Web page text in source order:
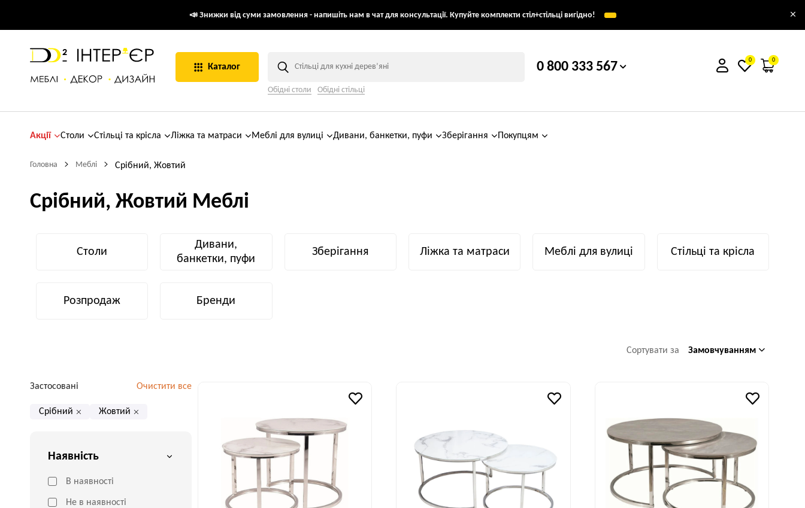
📣 Знижки від суми замовлення - напишіть нам в чат для консультації. Купуйте комплекти стіл+стільці вигідно! ×
Каталог
Обідні столи Обідні стільці
0 800 333 567 0 0
Акції Столи Стільці та крісла Ліжка та матраси Меблі для вулиці Дивани, банкетки, пуфи Зберігання Покупцям
Головна Меблі Срібний, Жовтий
Срібний, Жовтий Меблі
Столи
Дивани,
банкетки, пуфи
Зберігання Ліжка та матраси Меблі для вулиці Стільці та крісла
Розпродаж Бренди
Сортувати за Замовчуванням
Застосовані Очистити все
Срібний Жовтий
Наявність
В наявності
Не в наявності